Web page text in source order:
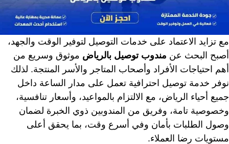
مع تزايد الاعتماد على خدمات التوصيل لتوفير الوقت والجهد،
أصبح البحث عن مندوب توصيل بالرياض موثوق وسريع من
أهم احتياجات الأفراد وأصحاب المتاجر والأسر المنتجة. لذلك
نوفر خدمة توصيل احترافية تعمل على مدار الساعة داخل
جميع أحياء الرياض، مع الالتزام بالمواعيد، وأسعار تنافسية،
وخصوصية تامة، وفريق من المندوبين ذوي الخبرة لضمان
وصول الطلبات بأمان وفي أسرع وقت، بما يحقق أعلى
مستويات رضا العملاء.